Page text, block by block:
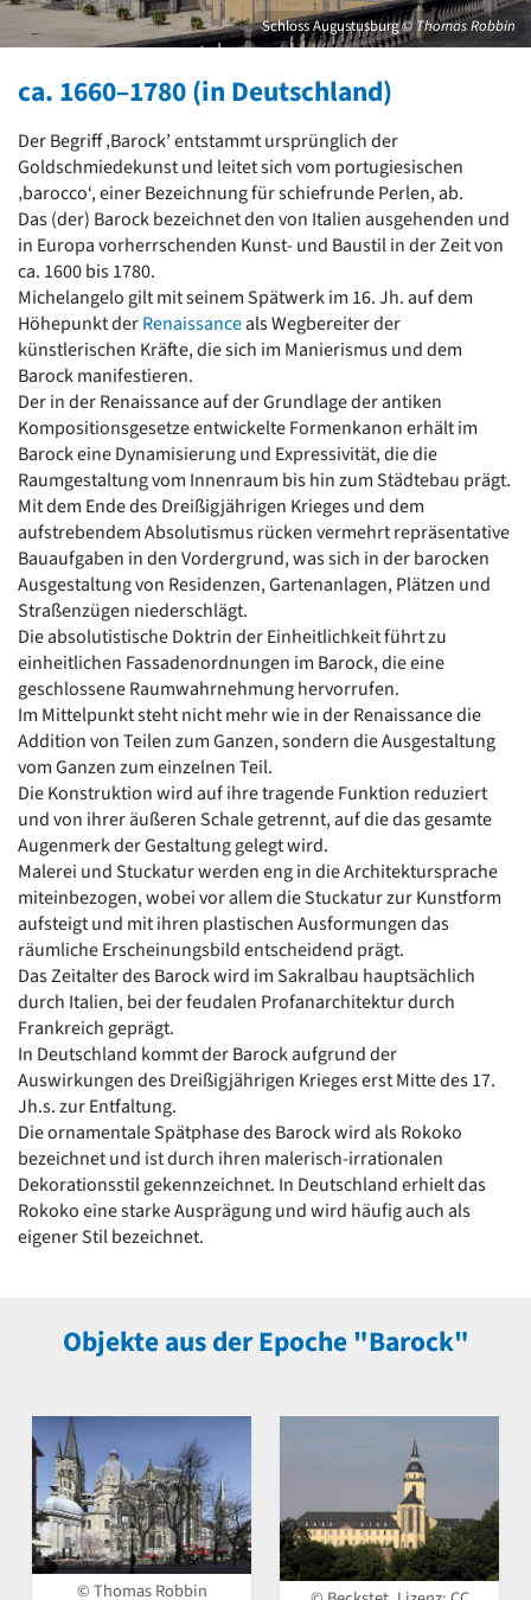
David Chipperfield
Harald Deilmann
Schneider von Esleben
Auszeichnung vorbildlicher Bauten NRW 2020
Big Beautiful Buildings (Großbauten der Nachkriegszeit)
Epochen
Gesamtübersicht...
Gegenwart
Postmoderne
1950er-70er Jahre
Moderne
Reformarchitektur
Jugendstil
Historismus
Klassizismus
Barock
Renaissance
Gotik
Romanik
Vorromanik
Römische Antike
Über uns
Über baukunst-nrw
Fachbeirat
Freunde & Förderer
Kontakt
Impressum
Datenschutz
Suchbegriff eingeben
Schloss Augustusburg© Thomas Robbin
ca. 1660–1780 (in Deutschland)
Der Begriff ‚Barock’ entstammt ursprünglich der
Goldschmiedekunst und leitet sich vom portugiesischen
‚barocco‘, einer Bezeichnung für schiefrunde Perlen, ab.
Das (der) Barock bezeichnet den von Italien ausgehenden und
in Europa vorherrschenden Kunst- und Baustil in der Zeit von
ca. 1600 bis 1780.
Michelangelo gilt mit seinem Spätwerk im 16. Jh. auf dem
Höhepunkt derRenaissanceals Wegbereiter der
künstlerischen Kräfte, die sich im Manierismus und dem
Barock manifestieren.
Der in der Renaissance auf der Grundlage der antiken
Kompositionsgesetze entwickelte Formenkanon erhält im
Barock eine Dynamisierung und Expressivität, die die
Raumgestaltung vom Innenraum bis hin zum Städtebau prägt.
Mit dem Ende des Dreißigjährigen Krieges und dem
aufstrebendem Absolutismus rücken vermehrt repräsentative
Bauaufgaben in den Vordergrund, was sich in der barocken
Ausgestaltung von Residenzen, Gartenanlagen, Plätzen und
Straßenzügen niederschlägt.
Die absolutistische Doktrin der Einheitlichkeit führt zu
einheitlichen Fassadenordnungen im Barock, die eine
geschlossene Raumwahrnehmung hervorrufen.
Im Mittelpunkt steht nicht mehr wie in der Renaissance die
Addition von Teilen zum Ganzen, sondern die Ausgestaltung
vom Ganzen zum einzelnen Teil.
Die Konstruktion wird auf ihre tragende Funktion reduziert
und von ihrer äußeren Schale getrennt, auf die das gesamte
Augenmerk der Gestaltung gelegt wird.
Malerei und Stuckatur werden eng in die Architektursprache
miteinbezogen, wobei vor allem die Stuckatur zur Kunstform
aufsteigt und mit ihren plastischen Ausformungen das
räumliche Erscheinungsbild entscheidend prägt.
Das Zeitalter des Barock wird im Sakralbau hauptsächlich
durch Italien, bei der feudalen Profanarchitektur durch
Frankreich geprägt.
In Deutschland kommt der Barock aufgrund der
Auswirkungen des Dreißigjährigen Krieges erst Mitte des 17.
Jh.s. zur Entfaltung.
Die ornamentale Spätphase des Barock wird als Rokoko
bezeichnet und ist durch ihren malerisch-irrationalen
Dekorationsstil gekennzeichnet. In Deutschland erhielt das
Rokoko eine starke Ausprägung und wird häufig auch als
eigener Stil bezeichnet.
Objekte aus der Epoche "Barock"
© Thomas Robbin